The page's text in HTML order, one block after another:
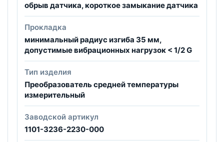
обрыв датчика, короткое замыкание датчика
Прокладка
минимальный радиус изгиба 35 мм,
допустимые вибрационных нагрузок < 1/2 G
Тип изделия
Преобразователь средней температуры
измерительный
Заводской артикул
1101-3236-2230-000